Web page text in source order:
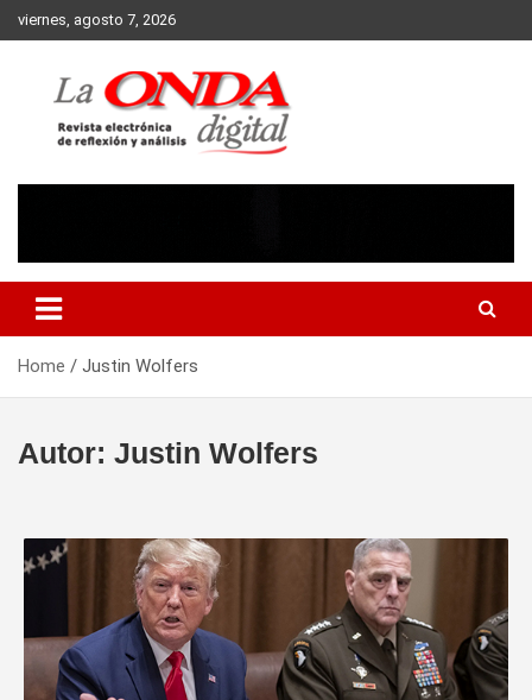
Skip
to
viernes, agosto 7, 2026
Home Justin Wolfers
Autor: Justin Wolfers